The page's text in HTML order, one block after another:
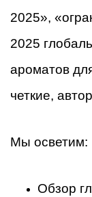
2025»,
2025
ароматов
четкие,
Мы осветим:
Обзор